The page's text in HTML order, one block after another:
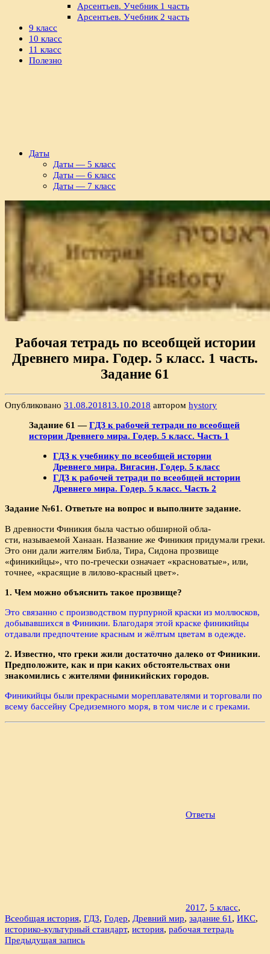
Арсентьев. Учебник 1 часть
Арсентьев. Учебник 2 часть
9 класс
10 класс
11 класс
Полезно
Даты
Даты — 5 класс
Даты — 6 класс
Даты — 7 класс
Рабочая тетрадь по всеобщей истории
Древнего мира. Годер. 5 класс. 1 часть.
Задание 61
Опубликовано 31.08.201813.10.2018 автором hystory
Задание 61 —ГДЗ к рабочей тетради по всеобщей
истории Древнего мира. Годер. 5 класс. Часть 1
ГДЗ к учебнику по всеобщей истории
Древнего мира. Вигасин, Годер. 5 класс
ГДЗ к рабочей тетради по всеобщей истории
Древнего мира. Годер. 5 класс. Часть 2
Задание №61. Ответьте на вопрос и выполните задание.
В древности Финикия была частью обширной обла­
сти, называемой Ханаан. Название же Финикия при­думали греки.
Это они дали жителям Библа, Тира, Сидона прозвище
«финикийцы», что по-гречески означает «красноватые», или,
точнее, «красящие в лилово-крас­ный цвет».
1. Чем можно объяснить такое прозвище?
Это связанно с производством пурпурной краски из моллюсков,
добывавшихся в Финикии. Благодаря этой краске финикийцы
отдавали предпочтение красным и жёлтым цветам в одежде.
2. Известно, что греки жили достаточно далеко от Фи­никии.
Предположите, как и при каких обстоятельствах они
знакомились с жителями финикийских городов.
Финикийцы были прекрасными мореплавателями и торговали по
всему бассейну Средиземного моря, в том числе и с греками.
Ответы
2017, 5 класс,
Всеобщая история, ГДЗ, Годер, Древний мир, задание 61 , ИКС,
историко-культурный стандарт, история, рабочая тетрадь
Навигация
Предыдущая запись